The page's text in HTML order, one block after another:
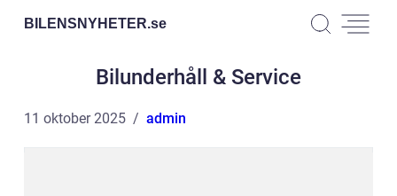
BILENSNYHETER.se
Bilunderhåll & Service
11 oktober 2025 admin